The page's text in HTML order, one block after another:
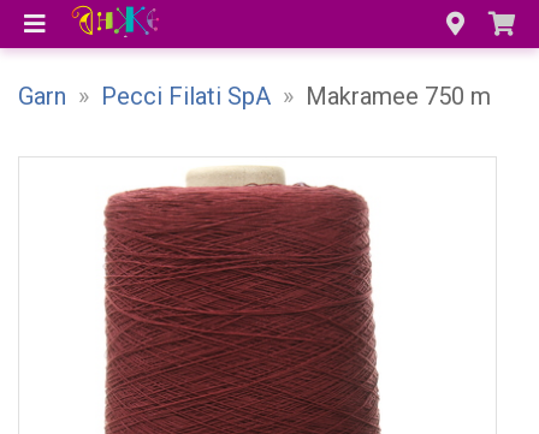
Garn » Pecci Filati SpA » Makramee 750 m